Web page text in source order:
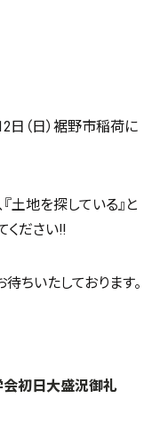
日（日）裾野市稲荷に
土地を探している』と
ください!!
ちいたしております。
初日大盛況御礼